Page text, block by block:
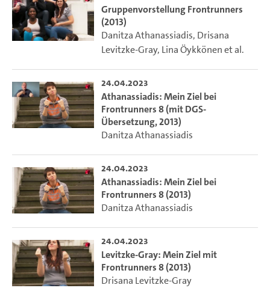
Gruppenvorstellung Frontrunners
(2013)
Danitza Athanassiadis, Drisana
Levitzke-Gray, Lina Öykkönenet al.
24.04.2023
Athanassiadis: Mein Ziel bei
Frontrunners 8 (mit DGS-
Übersetzung, 2013)
Danitza Athanassiadis
24.04.2023
Athanassiadis: Mein Ziel bei
Frontrunners 8 (2013)
Danitza Athanassiadis
24.04.2023
Levitzke-Gray: Mein Ziel mit
Frontrunners 8 (2013)
Drisana Levitzke-Gray